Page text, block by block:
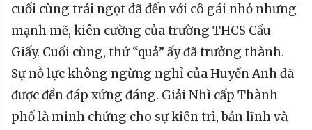
cuối cùng trái ngọt đã đến với cô gái nhỏ nhưng
mạnh mẽ, kiên cường của trường THCS Cầu
Giấy. Cuối cùng, thứ “quả” ấy đã trưởng thành.
Sự nỗ lực không ngừng nghỉ của Huyền Anh đã
được đền đáp xứng đáng. Giải Nhì cấp Thành
phố là minh chứng cho sự kiên trì, bản lĩnh và